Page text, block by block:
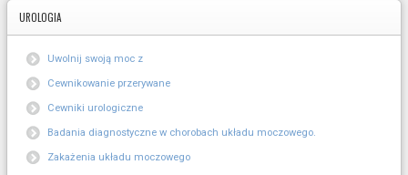
UROLOGIA
Uwolnij swoją moc z
Cewnikowanie przerywane
Cewniki urologiczne
Badania diagnostyczne w chorobach układu moczowego.
Zakażenia układu moczowego